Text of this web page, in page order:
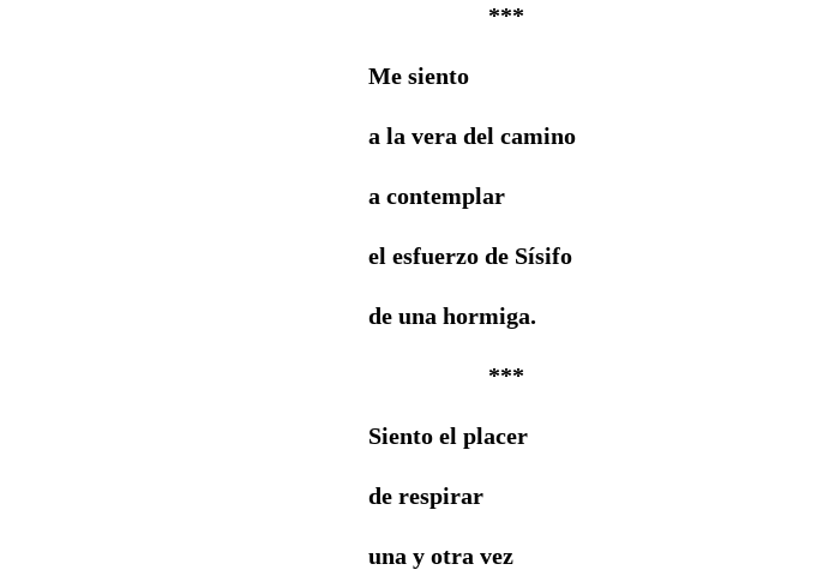
***
Me siento
a la vera del camino
a contemplar
el esfuerzo de Sísifo
de una hormiga.
***
Siento el placer
de respirar
una y otra vez